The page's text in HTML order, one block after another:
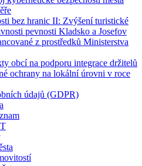
bez hranic II: Zvýšení turistické
pevnosti Kladsko a Josefov
z prostředků Ministerstva
obcí na podporu integrace držitelů
ochrany na lokální úrovni v roce
údajů (GDPR)